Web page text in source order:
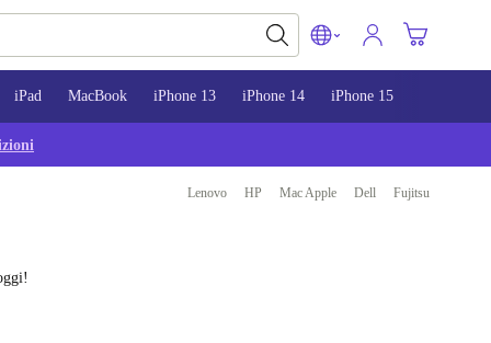
iPad MacBook iPhone 13 iPhone 14 iPhone 15
Lenovo HP Mac Apple Dell Fujitsu